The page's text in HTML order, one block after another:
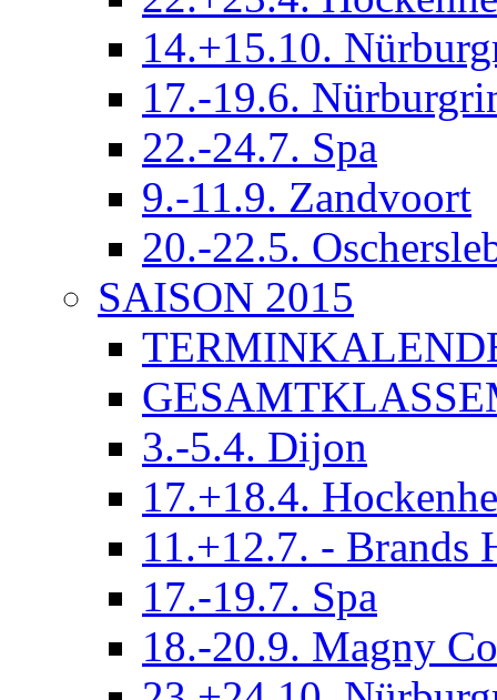
14.+15.10.
17.-19.6.
22.-24.7. Spa
9.-11.9. Zandvoort
20.-22.5.
SAISON 2015
3.-5.4. Dijon
17.+18.4.
11.+12.7. - Brands
17.-19.7. Spa
18.-20.9. Magny